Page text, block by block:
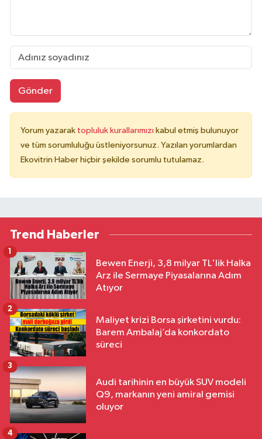
Gönder
Yorum yazarak topluluk kurallarımızı kabul etmiş bulunuyor
ve tüm sorumluluğu üstleniyorsunuz. Yazılan yorumlardan
Ekovitrin Haber hiçbir şekilde sorumlu tutulamaz.
Trend Haberler
Bewen Enerji, 3,8 milyar TL'lik Halka
Arz ile Sermaye Piyasalarına Adım
Atıyor
1
Maliyet krizi Borsa şirketini vurdu:
Barem Ambalaj’da konkordato
süreci
2
Audi tarihinin en büyük SUV modeli
Q9, markanın yeni amiral gemisi
oluyor
3
4